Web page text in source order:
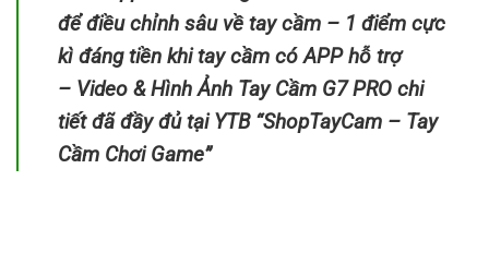
để điều chỉnh sâu về tay cầm – 1 điểm cực
kì đáng tiền khi tay cầm có APP hỗ trợ
– Video & Hình Ảnh Tay Cầm G7 PRO chi
tiết đã đầy đủ tại YTB “ShopTayCam – Tay
Cầm Chơi Game”